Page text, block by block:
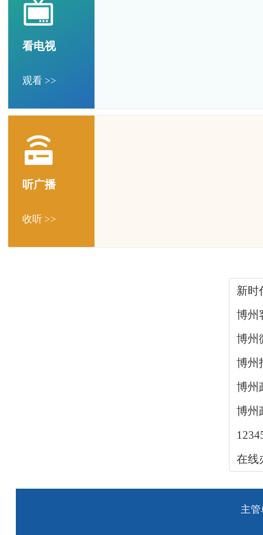
看电视
观看 >>
听广播
收听 >>
新时
博州
博州
博州
博州
博州
在线
主